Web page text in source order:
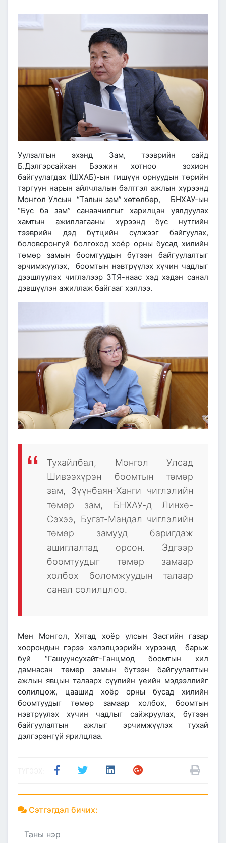
Уулзалтын эхэнд Зам, тээврийн сайд
Б.Дэлгэрсайхан Бээжин хотноо зохион
байгуулагдах (ШХАБ)-ын гишүүн орнуудын төрийн
тэргүүн нарын айлчлалын бэлтгэл ажлын хүрээнд
Монгол Улсын “Талын зам” хөтөлбөр, БНХАУ-ын
“Бүс ба зам” санаачилгыг харилцан уялдуулах
хамтын ажиллагааны хүрээнд бүс нутгийн
тээврийн дэд бүтцийн сүлжээг байгуулах,
боловсронгуй болгоход хоёр орны бусад хилийн
төмөр замын боомтуудын бүтээн байгуулалтыг
эрчимжүүлэх, боомтын нэвтрүүлэх хүчин чадлыг
дээшлүүлэх чиглэлээр ЗТЯ-наас хэд хэдэн санал
дэвшүүлэн ажиллаж байгааг хэллээ.
Тухайлбал, Монгол Улсад
Шивээхүрэн боомтын төмөр
зам, Зүүнбаян-Ханги чиглэлийн
төмөр зам, БНХАУ-д Линхө-
Сэхээ, Бугат-Мандал чиглэлийн
төмөр замууд баригдаж
ашиглалтад орсон. Эдгээр
боомтуудыг төмөр замаар
холбох боломжуудын талаар
санал солилцлоо.
Мөн Монгол, Хятад хоёр улсын Засгийн газар
хоорондын гэрээ хэлэлцээрийн хүрээнд барьж
буй “Гашуунсухайт-Ганцмод боомтын хил
дамнасан төмөр замын бүтээн байгуулалтын
ажлын явцын талаарх сүүлийн үеийн мэдээллийг
солилцож, цаашид хоёр орны бусад хилийн
боомтуудыг төмөр замаар холбох, боомтын
нэвтрүүлэх хүчин чадлыг сайжруулах, бүтээн
байгуулалтын ажлыг эрчимжүүлэх тухай
дэлгэрэнгүй ярилцлаа.
Сэтгэгдэл бичих: